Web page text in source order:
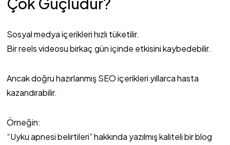
Sosyal medya içerikleri hızlı tüketilir.
Bir reels videosu birkaç gün içinde etkisini kaybedebilir.
Ancak doğru hazırlanmış SEO içerikleri yıllarca hasta
kazandırabilir.
Örneğin:
“Uyku apnesi belirtileri” hakkında yazılmış kaliteli bir blog